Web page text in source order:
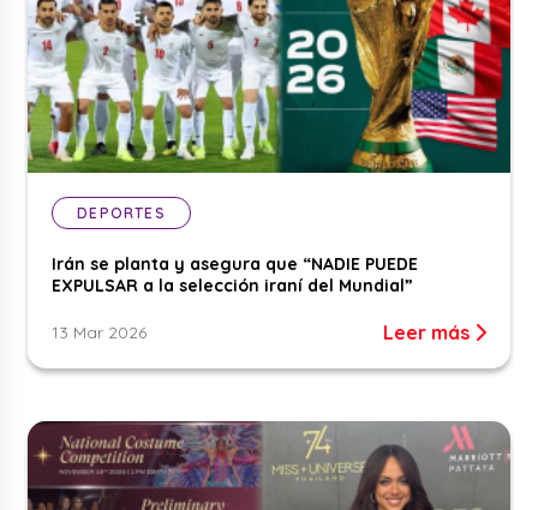
DEPORTES
Irán se planta y asegura que “NADIE PUEDE
EXPULSAR a la selección iraní del Mundial”
13 Mar 2026 Leer más